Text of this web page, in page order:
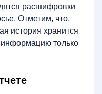
расшифровки
Отметим, что,
история хранится
информацию только